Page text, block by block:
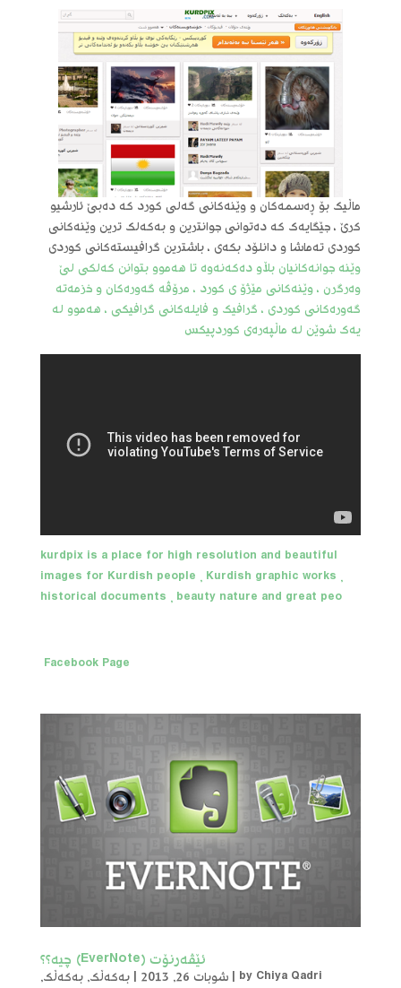
ماڵیک بۆ ڕەسمەکان و وێنەکانی گەلی کورد کە دەبێ ئارشیو
کرێ ، جێگایەک کە دەتوانی جوانترین و بەکەلک ترین وێنەکانی
کوردی تەماشا و دانلۆد بکەی ، باشترین گرافیستەکانی کوردی
وێنە جوانەکانیان بڵاو دەکەنەوە تا هەموو بتوانن کەلکی لێ
وەرگرن ، وێنەکانی مێژۆ ی کورد ، مرۆڤە گەورەکان و خزمەتە
گەورەکانی کوردی ، گرافیک و فایلەکانی گرافیکی ، هەموو لە
یەک شوێن لە ماڵپەرەی کوردپیکس
kurdpix is a place for high resolution and beautiful
images for Kurdish people , Kurdish graphic works ,
historical documents , beauty nature and great peo
Facebook Page
ئێڤه‌رنۆت (EverNote) چیه‌؟؟
by Chiya Qadri
|شوبات 26, 2013 |بەکەڵک,بەکەڵک,